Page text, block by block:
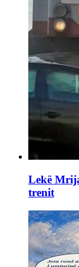
Lekë
trenit